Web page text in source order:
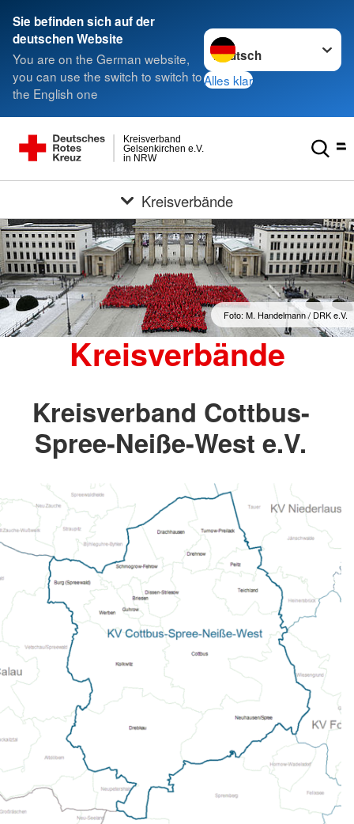
Sie befinden sich auf der
deutschen Website
You are on the German website,
you can use the switch to switch to
the English one
Sprache wechseln zu
Alles klar
in NRW
Gelsenkirchen e.V.
Kreisverband
Kreisverbände
Foto: M. Handelmann / DRK e.V.
Kreisverbände
Kreisverband Cottbus-
Spree-Neiße-West e.V.